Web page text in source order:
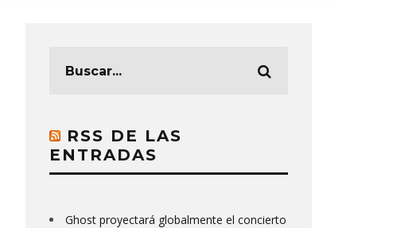
RSS DE LAS
ENTRADAS
Ghost proyectará globalmente el concierto